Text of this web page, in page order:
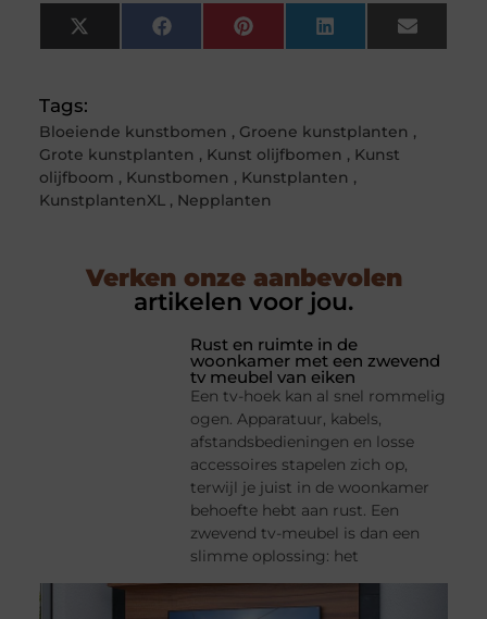
X
(Twitter)
FacebookPinterestLinkedInEmail
Tags:
Bloeiende kunstbomen , Groene kunstplanten ,
Grote kunstplanten , Kunst olijfbomen , Kunst
olijfboom , Kunstbomen , Kunstplanten ,
KunstplantenXL, Nepplanten
Verken onze aanbevolen
artikelen voor jou.
Rust en ruimte in de
woonkamer met een zwevend
tv meubel van eiken
Een tv-hoek kan al snel rommelig
ogen. Apparatuur, kabels,
afstandsbedieningen en losse
accessoires stapelen zich op,
terwijl je juist in de woonkamer
behoefte hebt aan rust. Een
zwevend tv-meubel is dan een
slimme oplossing: het